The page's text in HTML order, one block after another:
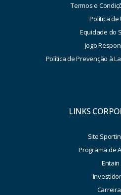
Termos e
Política de
Equidade do
Jogo
Política de Prevenção à
LINKS
Site
Programa de
Entain